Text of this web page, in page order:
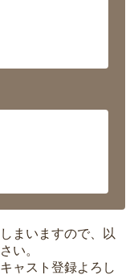
まいますので、以
い。
ャスト登録よろし